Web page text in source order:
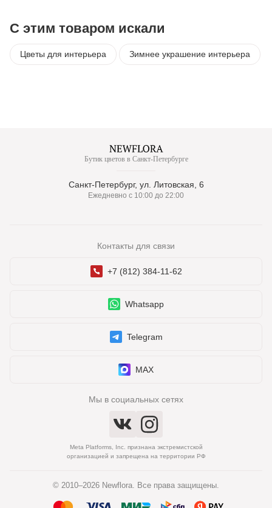
С этим товаром искали
Цветы для интерьера Зимнее украшение интерьера
Бутик цветов в Санкт-Петербурге
Санкт-Петербург, ул. Литовская, 6
Ежедневно с 10:00 до 22:00
Контакты для связи
+7 (812) 384-11-62
Whatsapp
Telegram
MAX
Мы в социальных сетях
Meta Platforms, Inc. признана экстремистской
организацией и запрещена на территории РФ
© 2010–2026 Newflora. Все права защищены.